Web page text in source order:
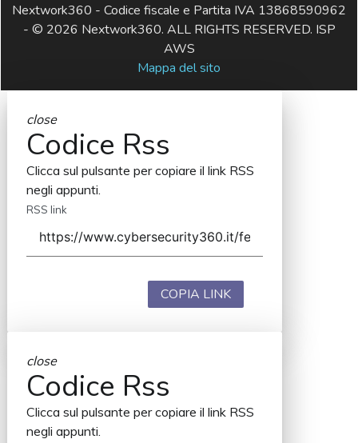
Nextwork360 - Codice fiscale e Partita IVA 13868590962
- © 2026 Nextwork360. ALL RIGHTS RESERVED. ISP
AWS
Mappa del sito
close
Codice Rss
Clicca sul pulsante per copiare il link RSS
negli appunti.
RSS link
COPIA LINK
close
Codice Rss
Clicca sul pulsante per copiare il link RSS
negli appunti.